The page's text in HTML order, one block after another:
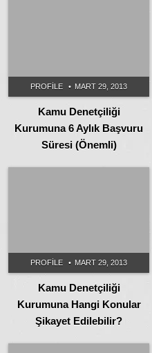
PROFILE MART 29, 2013
Kamu Denetçiliği
Kurumuna 6 Aylık Başvuru
Süresi (Önemli)
PROFILE MART 29, 2013
Kamu Denetçiliği
Kurumuna Hangi Konular
Şikayet Edilebilir?